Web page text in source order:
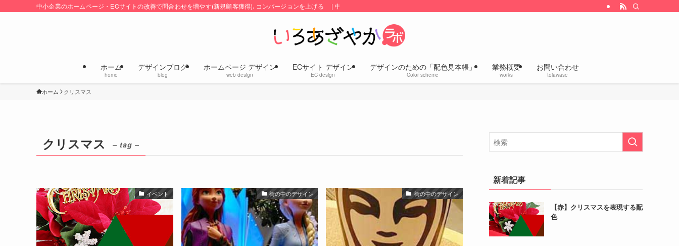
中小企業のホームページ・ECサイトの改善で問合わせを増やす(新規顧客獲得)､コンバージョンを上げる | 中小企業のホームページ・ECサイトの改善、企画デザインの「いろあざやかラボ」
ホーム
home
デザインブログ
blog
ホームページ デザイン
web design
ECサイト デザイン
EC design
デザインのための「配色見本帳」
Color scheme
業務概要
works
お問い合わせ
toiawase
ホーム クリスマス
クリスマス – tag –
イベント 街の中のデザイン 街の中のデザイン
新着記事
【赤】クリスマスを表現する配
色